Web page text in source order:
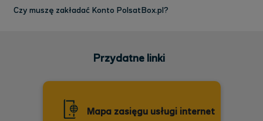
Czy muszę zakładać Konto PolsatBox.pl?
Przydatne linki
Mapa zasięgu usługi internet